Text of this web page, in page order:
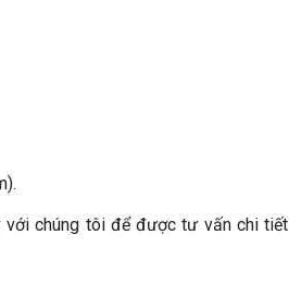
chúng tôi để được tư vấn chi tiết